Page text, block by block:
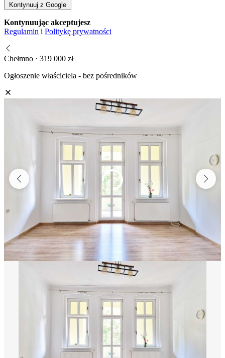
Kontynuuj z Google
Kontynuując akceptujesz
Regulamin i Politykę prywatności
Chełmno · 319 000 zł
Ogłoszenie właściciela - bez pośredników